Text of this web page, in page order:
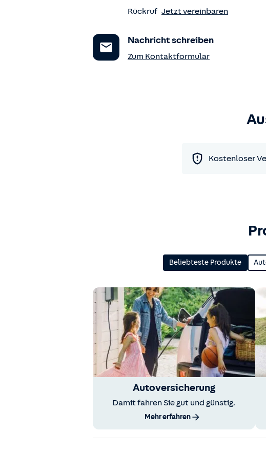
Rückruf Jetzt vereinbaren
Nachricht schreiben
Zum Kontaktformular
Kostenloser
Beliebteste Produkte
Autoversicherung
Damit fahren Sie gut und günstig.
Mehr erfahren